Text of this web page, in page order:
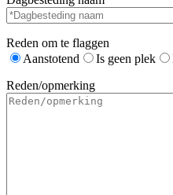
Reden om te flaggen
Aanstotend
Is geen plek
Reden/opmerking